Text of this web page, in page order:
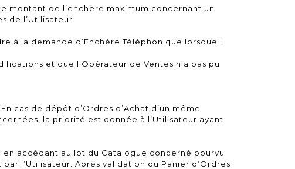
montant de l’enchère maximum concernant un
de l’Utilisateur.
à la demande d’Enchère Téléphonique lorsque :
et que l’Opérateur de Ventes n’a pas pu
cas de dépôt d’Ordres d’Achat d’un même
la priorité est donnée à l’Utilisateur ayant
en accédant au lot du Catalogue concerné pourvu
l’Utilisateur. Après validation du Panier d’Ordres